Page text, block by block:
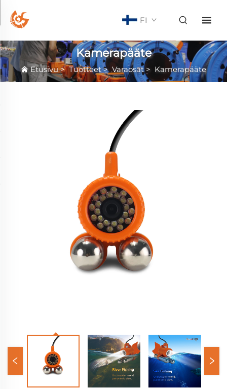
FI
Kamerapääte
Etusivu>Tuotteet>Varaosat> Kamerapääte